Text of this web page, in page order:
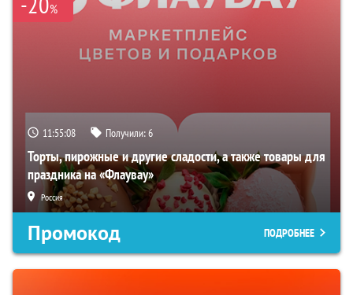
%
11:55:07 Получили:6
Торты, пирожные и другие сладости, а также товары для
праздника на «Флаувау»
Россия
Промокод ПОДРОБНЕЕ